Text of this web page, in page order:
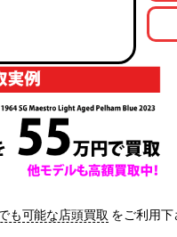
も可能な店頭買取 をご利用下